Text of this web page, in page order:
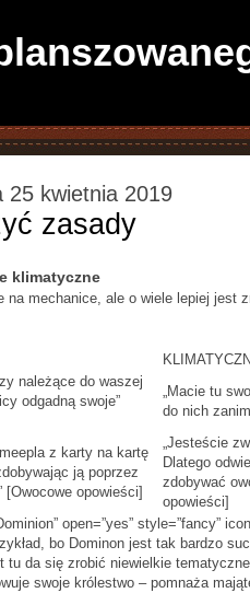
25 kwietnia 2019
zasady
klimatyczne
na mechanice, ale o wiele lepiej jest
należące do waszej
odgadną swoje”
„Macie tu
do nich
z karty na kartę
ją poprzez
[Owocowe opowieści]
„Jesteście
Dlatego
zdobywać
opowieści]
open=”yes” style=”fancy”
bo Dominon jest tak bardzo
tu da się zrobić niewielkie
swoje królestwo – pomnaża